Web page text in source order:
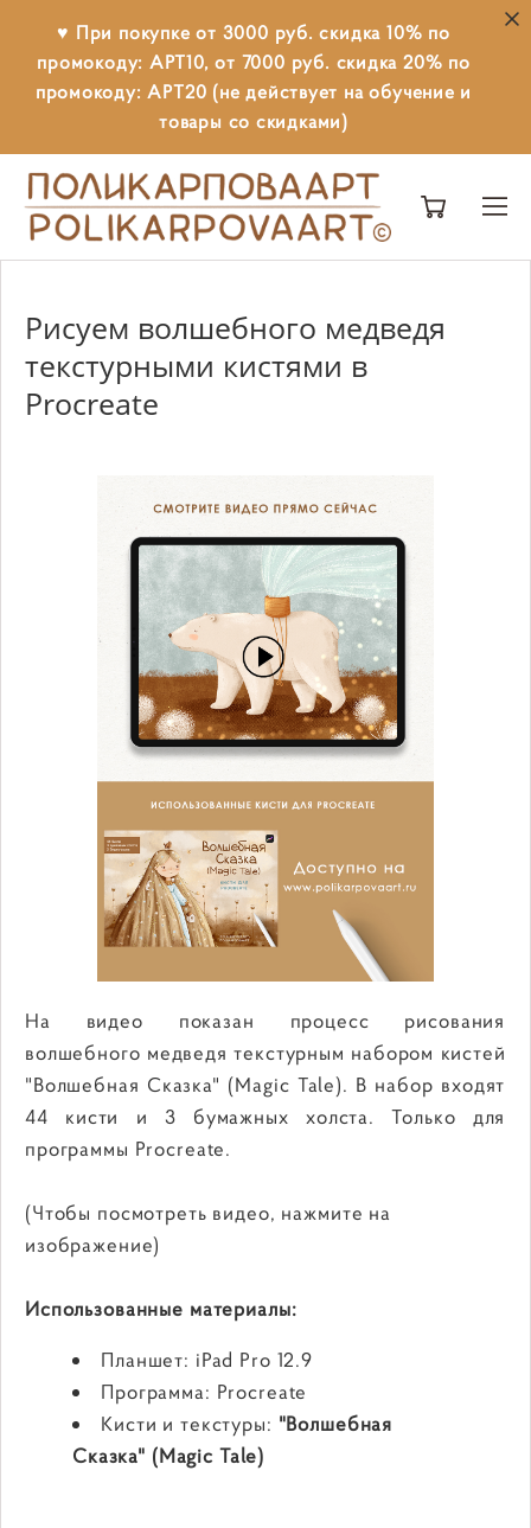
♥ При покупке от 3000 руб. скидка 10% по
промокоду: АРТ10, от 7000 руб. скидка 20% по
промокоду: АРТ20 (не действует на обучение и
товары со скидками)
Рисуем волшебного медведя
текстурными кистями в
Procreate
На видео показан процесс рисования
волшебного медведя текстурным набором кистей
"Волшебная Сказка" (Magic Tale). В набор входят
44 кисти и 3 бумажных холста. Только для
программы Procreate.
(Чтобы посмотреть видео, нажмите на
изображение)
Использованные материалы:
Планшет: iPad Pro 12.9
Программа: Procreate
Кисти и текстуры: "Волшебная
Сказка" (Magic Tale)